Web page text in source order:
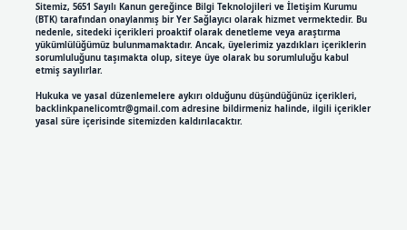
Sitemiz, 5651 Sayılı Kanun gereğince Bilgi Teknolojileri ve İletişim Kurumu
(BTK) tarafından onaylanmış bir Yer Sağlayıcı olarak hizmet vermektedir. Bu
nedenle, sitedeki içerikleri proaktif olarak denetleme veya araştırma
yükümlülüğümüz bulunmamaktadır. Ancak, üyelerimiz yazdıkları içeriklerin
sorumluluğunu taşımakta olup, siteye üye olarak bu sorumluluğu kabul
etmiş sayılırlar.
Hukuka ve yasal düzenlemelere aykırı olduğunu düşündüğünüz içerikleri,
backlinkpanelicomtr@gmail.comadresine bildirmeniz halinde, ilgili içerikler
yasal süre içerisinde sitemizden kaldırılacaktır.